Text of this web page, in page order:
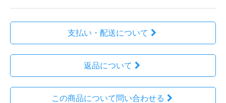
支払い・配送について
返品について
この商品について問い合わせる